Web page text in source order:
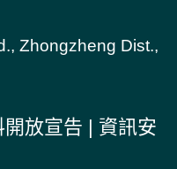
Zhongzheng Dist.,
放宣告
資訊安